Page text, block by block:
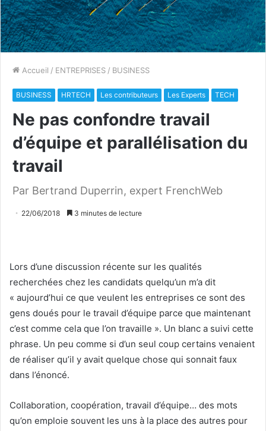
Accueil / ENTREPRISES / BUSINESS
BUSINESS HRTECH Les contributeurs Les Experts TECH
Ne pas confondre travail
d’équipe et parallélisation du
travail
Par Bertrand Duperrin, expert FrenchWeb
22/06/2018 3 minutes de lecture
Lors d’une discussion récente sur les qualités
recherchées chez les candidats quelqu’un m’a dit
« aujourd’hui ce que veulent les entreprises ce sont des
gens doués pour le travail d’équipe parce que maintenant
c’est comme cela que l’on travaille ». Un blanc a suivi cette
phrase. Un peu comme si d’un seul coup certains venaient
de réaliser qu’il y avait quelque chose qui sonnait faux
dans l’énoncé.
Collaboration, coopération, travail d’équipe… des mots
qu’on emploie souvent les uns à la place des autres pour